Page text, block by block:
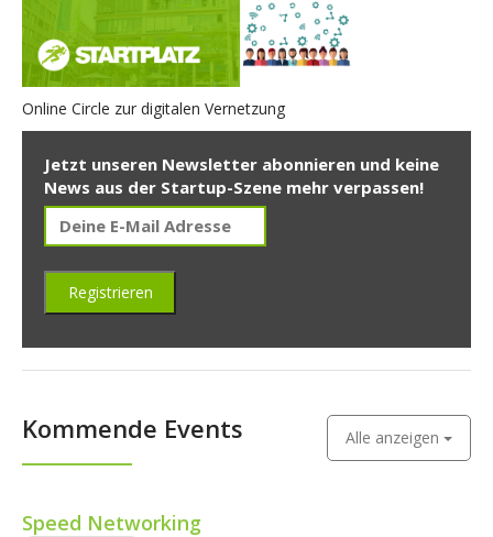
Online Circle zur digitalen Vernetzung
Jetzt unseren Newsletter abonnieren und keine
News aus der Startup-Szene mehr verpassen!
Kommende Events Alle anzeigen
Speed Networking